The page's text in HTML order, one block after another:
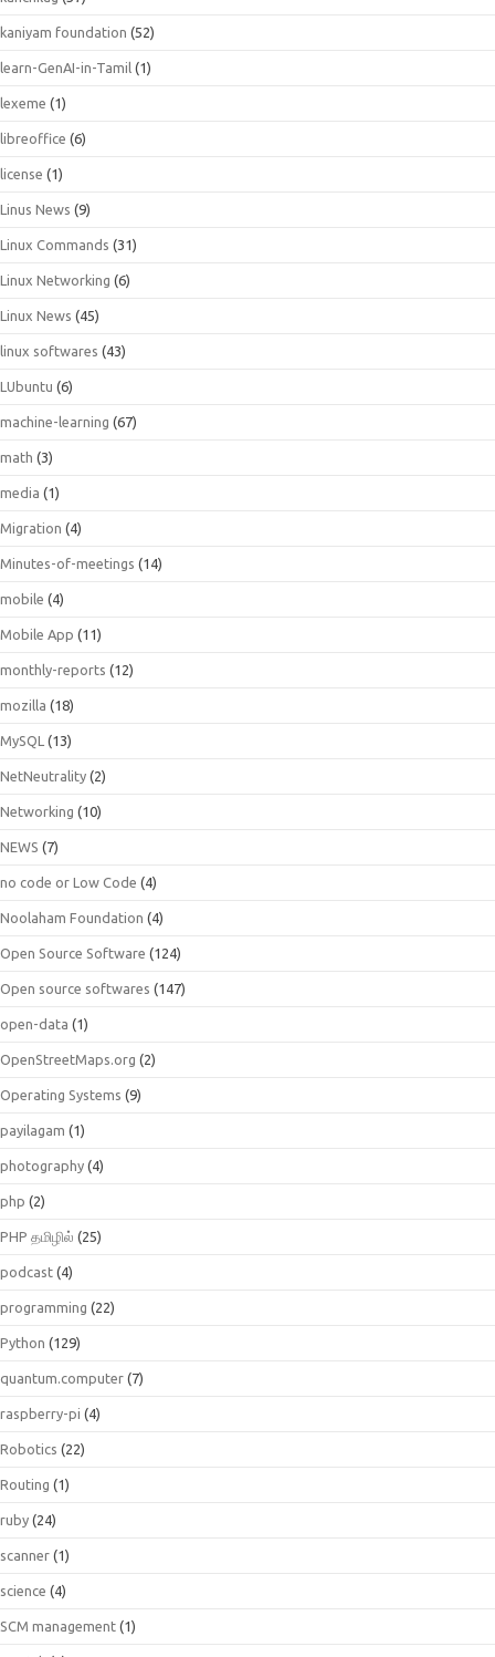
kaniyam foundation (52)
learn-GenAI-in-Tamil (1)
lexeme (1)
libreoffice (6)
license (1)
Linus News (9)
Linux Commands (31)
Linux Networking (6)
Linux News (45)
linux softwares (43)
LUbuntu (6)
machine-learning (67)
math (3)
media (1)
Migration (4)
Minutes-of-meetings (14)
mobile (4)
Mobile App (11)
monthly-reports (12)
mozilla (18)
MySQL (13)
NetNeutrality (2)
Networking (10)
NEWS (7)
no code or Low Code (4)
Noolaham Foundation (4)
Open Source Software (124)
Open source softwares (147)
open-data (1)
OpenStreetMaps.org (2)
Operating Systems (9)
payilagam (1)
photography (4)
php (2)
PHP தமிழில் (25)
podcast (4)
programming (22)
Python (129)
quantum.computer (7)
raspberry-pi (4)
Robotics (22)
Routing (1)
ruby (24)
scanner (1)
science (4)
SCM management (1)